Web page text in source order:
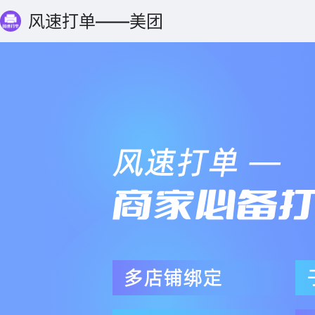
风速打单——美团